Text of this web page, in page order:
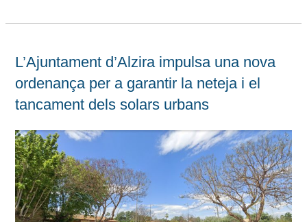
L’Ajuntament d’Alzira impulsa una nova
ordenança per a garantir la neteja i el
tancament dels solars urbans